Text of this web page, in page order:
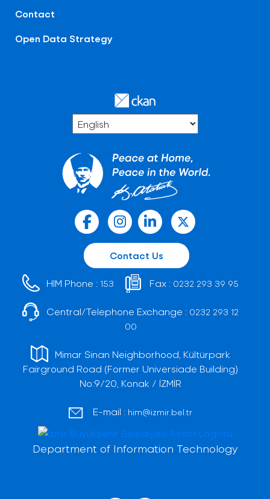
Contact
Open Data Strategy
Contact Us
HIM Phone : 153 Fax : 0232 293 39 95
Central/Telephone Exchange : 0232 293 12
00
Mimar Sinan Neighborhood, Kültürpark
Fairground Road (Former Universiade Building)
No:9/20, Konak / İZMİR
E-mail : him@izmir.bel.tr
Department of Information Technology